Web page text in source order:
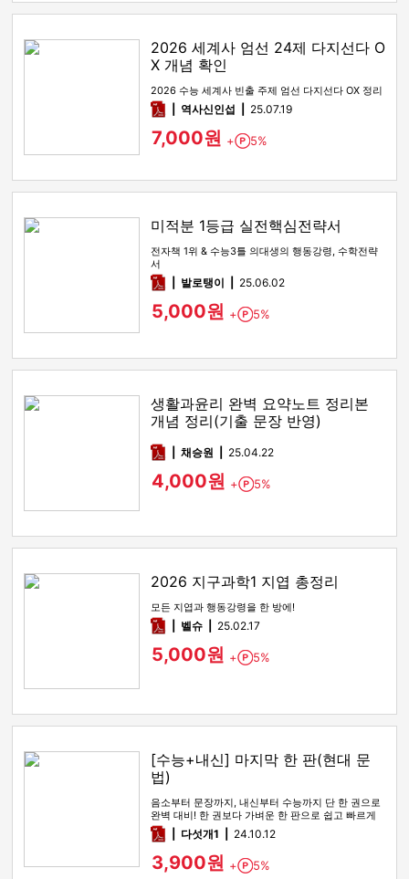
2026 세계사 엄선 24제 다지선다 O
X 개념 확인
2026 수능 세계사 빈출 주제 엄선 다지선다 OX 정리
pdf역사신인섭 25.07.19
7,000원 + Point
5%
미적분 1등급 실전핵심전략서
전자책 1위 & 수능3틀 의대생의 행동강령, 수학전략
서
pdf발로탱이 25.06.02
5,000원 + Point
5%
생활과윤리 완벽 요약노트 정리본
개념 정리(기출 문장 반영)
pdf채승원 25.04.22
4,000원 + Point
5%
2026 지구과학1 지엽 총정리
모든 지엽과 행동강령을 한 방에!
pdf벨슈 25.02.17
5,000원 + Point
5%
[수능+내신] 마지막 한 판(현대 문
법)
음소부터 문장까지, 내신부터 수능까지 단 한 권으로
완벽 대비! 한 권보다 가벼운 한 판으로 쉽고 빠르게
학습하세요.
pdf다섯개1 24.10.12
3,900원 + Point
5%